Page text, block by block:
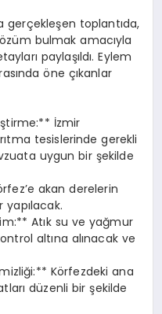
gerçekleşen toplantıda,
bulmak amacıyla
paylaşıldı. Eylem
öne çıkanlar
İzmir
tesislerinde gerekli
uygun bir şekilde
akan derelerin
Atık su ve yağmur
altına alınacak ve
Körfezdeki ana
düzenli bir şekilde